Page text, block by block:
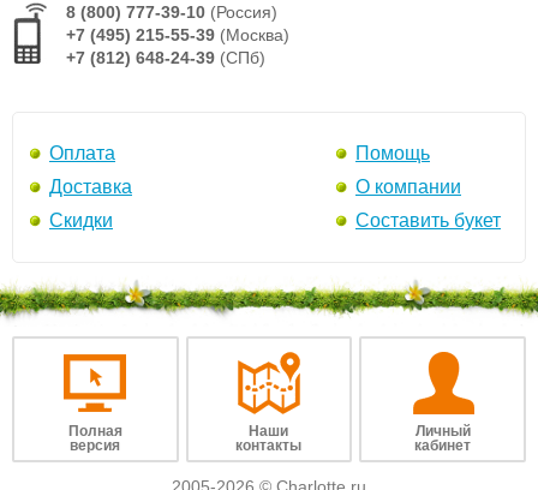
8 (800) 777-39-10 (Россия)
+7 (495) 215-55-39 (Москва)
+7 (812) 648-24-39 (СПб)
Оплата
Доставка
Скидки
Помощь
О компании
Составить букет
Полная
версия
Наши
контакты
Личный
кабинет